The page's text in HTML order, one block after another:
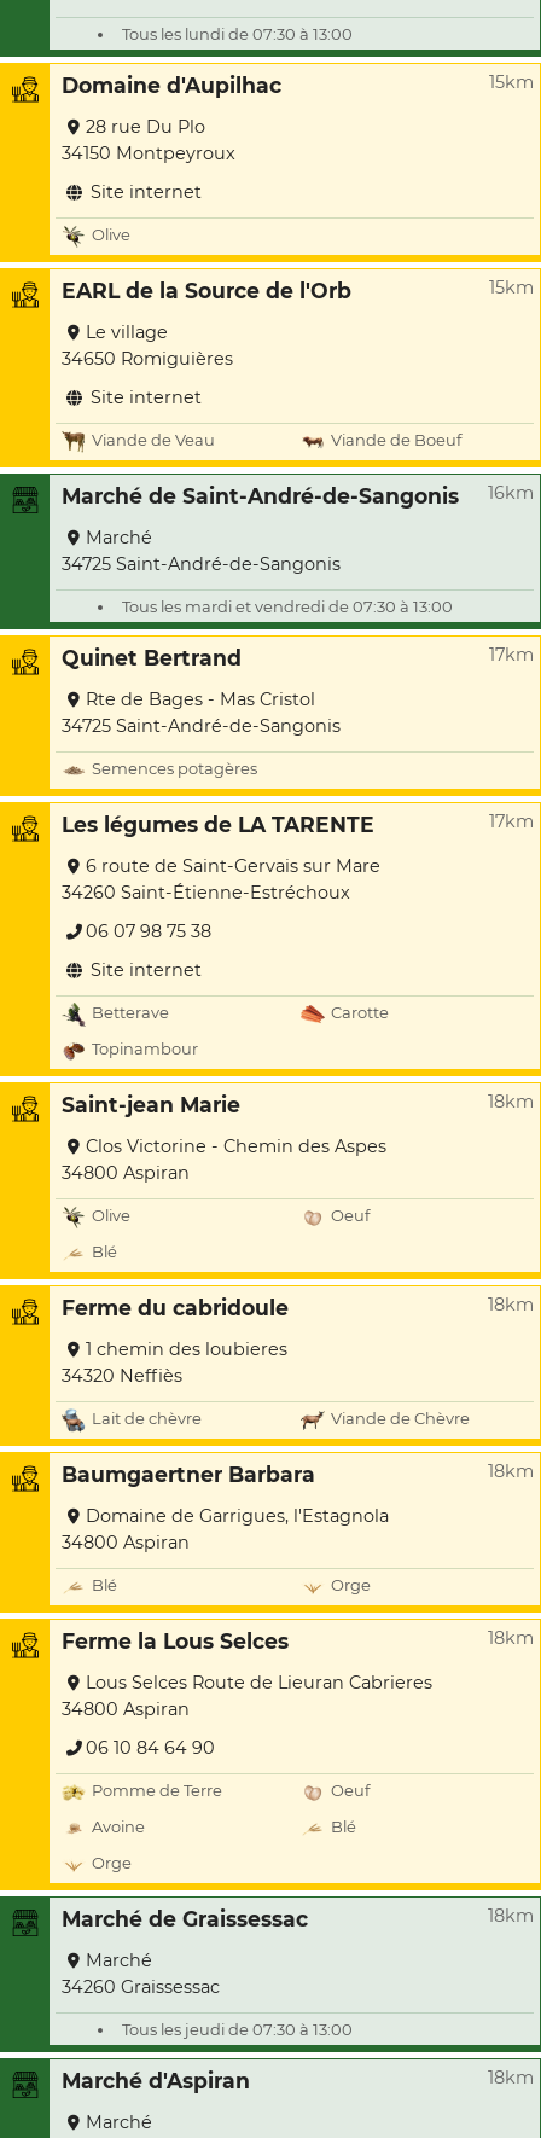
Tous les lundi de 07:30 à 13:00
Domaine d'Aupilhac 15km
28 rue Du Plo
34150 Montpeyroux
Site internet
Olive
EARL de la Source de l'Orb 15km
Le village
34650 Romiguières
Site internet
Viande de Veau Viande de Boeuf
Marché de Saint-André-de-Sangonis 16km
Marché
34725 Saint-André-de-Sangonis
Tous les mardi et vendredi de 07:30 à 13:00
Quinet Bertrand 17km
Rte de Bages - Mas Cristol
34725 Saint-André-de-Sangonis
Semences potagères
Les légumes de LA TARENTE 17km
6 route de Saint-Gervais sur Mare
34260 Saint-Étienne-Estréchoux
06 07 98 75 38
Site internet
Betterave
Carotte
Topinambour
Saint-jean Marie 18km
Clos Victorine - Chemin des Aspes
34800 Aspiran
Olive
Oeuf
Blé
Ferme du cabridoule 18km
1 chemin des loubieres
34320 Neffiès
Lait de chèvre Viande de Chèvre
Baumgaertner Barbara 18km
Domaine de Garrigues, l'Estagnola
34800 Aspiran
Blé Orge
Ferme la Lous Selces 18km
Lous Selces Route de Lieuran Cabrieres
34800 Aspiran
06 10 84 64 90
Pomme de Terre
Oeuf
Avoine
Blé
Orge
Marché de Graissessac 18km
Marché
34260 Graissessac
Tous les jeudi de 07:30 à 13:00
Marché d'Aspiran 18km
Marché